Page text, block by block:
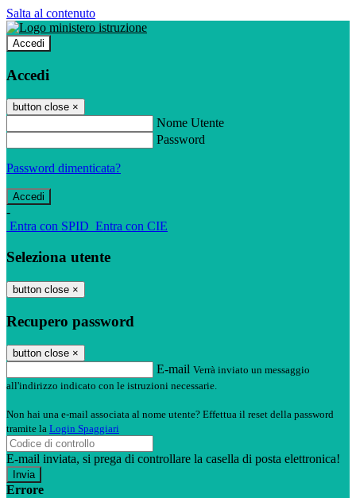
Salta al contenuto
Accedi
Accedi
button close ×
Nome Utente
Password
Password dimenticata?
-
Entra con SPID Entra con CIE
Seleziona utente
button close ×
Recupero password
button close ×
E-mail Verrà inviato un messaggio
all'indirizzo indicato con le istruzioni necessarie.
Non hai una e-mail associata al nome utente? Effettua il reset della password
tramite la Login Spaggiari
E-mail inviata, si prega di controllare la casella di posta elettronica!
Errore